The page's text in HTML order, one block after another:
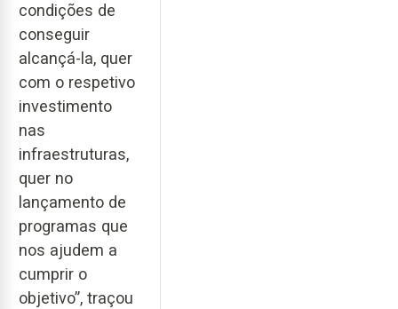
condições de
conseguir
alcançá-la, quer
com o respetivo
investimento
nas
infraestruturas,
quer no
lançamento de
programas que
nos ajudem a
cumprir o
objetivo”, traçou